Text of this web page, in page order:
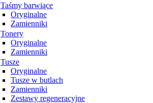
Taśmy barwiące
Oryginalne
Zamienniki
Tonery
Oryginalne
Zamienniki
Tusze
Oryginalne
Tusze w butlach
Zamienniki
Zestawy regeneracyjne